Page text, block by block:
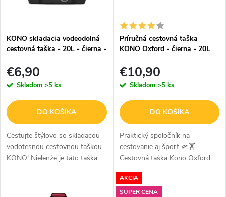
p
r
o
d
u
k
t
o
p
r
o
d
u
k
t
o
KONO skladacia vodeodolná
cestovná taška - 20L - čierna -
€6,90
Skladom >5 ks
DO KOŠÍKA
Cestujte štýlovo so skladacou
vodotesnou cestovnou taškou
KONO! Nielenže je táto taška
ideálna na krátke cesty a
požiadavky väčšiny leteckých...
Príručná cestovná taška
KONO Oxford - čierna - 20L
€10,90
Skladom >5 ks
DO KOŠÍKA
Praktický spoločník na
cestovanie aj šport 🛫🏋️
Cestovná taška Kono Oxford
20L v elegantnom čiernom
prevedení je ideálnou voľbou na
víkendové pobyty, služobné
AKCIA
SUPER CENA